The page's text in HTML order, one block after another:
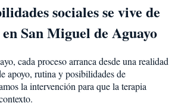
sociales se vive de
San Miguel de Aguayo
cada proceso arranca desde una realidad
apoyo, rutina y posibilidades de
la intervención para que la terapia